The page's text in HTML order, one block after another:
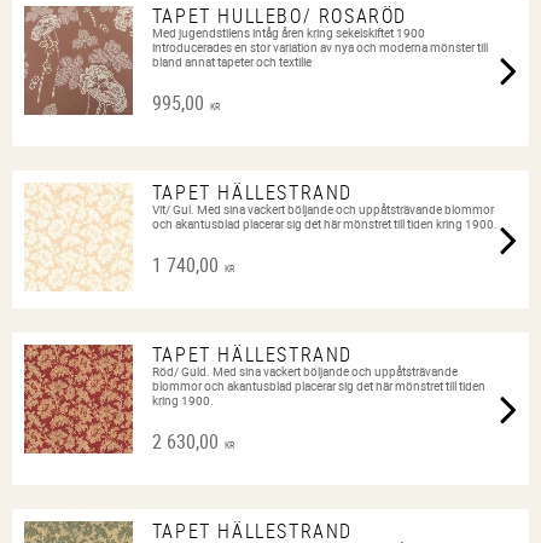
TAPET HULLEBO/ ROSARÖD
Med jugendstilens intåg åren kring sekelskiftet 1900
introducerades en stor variation av nya och moderna mönster till
bland annat tapeter och textilie
995,00 KR
TAPET HÄLLESTRAND
Vit/ Gul. Med sina vackert böljande och uppåtsträvande blommor
och akantusblad placerar sig det här mönstret till tiden kring 1900.
1 740,00 KR
TAPET HÄLLESTRAND
Röd/ Guld. Med sina vackert böljande och uppåtsträvande
blommor och akantusblad placerar sig det här mönstret till tiden
kring 1900.
2 630,00 KR
TAPET HÄLLESTRAND